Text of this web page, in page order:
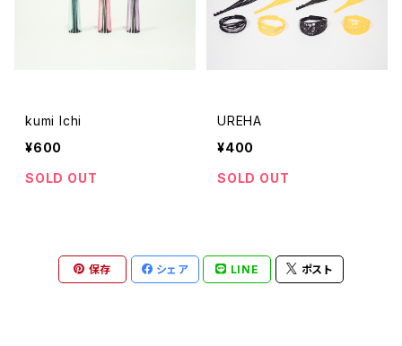
kumi Ichi
¥600
SOLD OUT
UREHA
¥400
SOLD OUT
保存 シェア LINE ポスト